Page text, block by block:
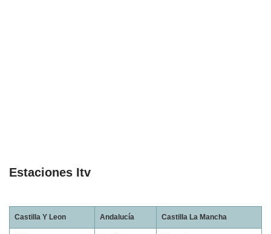
Estaciones Itv
Castilla Y Leon Andalucía Castilla La Mancha